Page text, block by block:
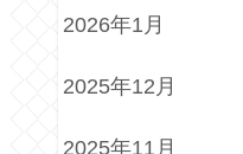
2026年1月
2025年12月
2025年11月